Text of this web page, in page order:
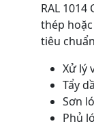
RAL
thép
tiêu
Xử lý
Tẩy
Sơn
Phủ